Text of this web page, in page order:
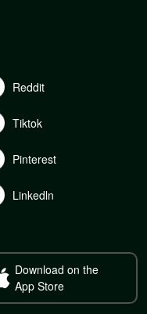
Reddit
Tiktok
Pinterest
Linkedln
Download on the
App Store